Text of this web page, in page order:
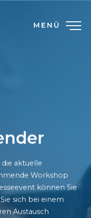
MENÜ
aktuelle
Workshop
können Sie
sich bei einem
Austausch